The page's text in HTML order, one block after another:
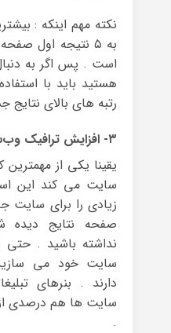
نکته مهم اینکه :
به ۵ نتیجه اول
است . پس اگر به
هستید باید با
رتبه های بالای نتایج
۳- افزایش ترافیک وب‌سایت
یقینا یکی از
سایت می کند این
زیادی را برای
صفحه نتایج دیده
نداشته باشید .
سایت خود می
دارند . بنرهای
سایت ها هم درصدی از
.